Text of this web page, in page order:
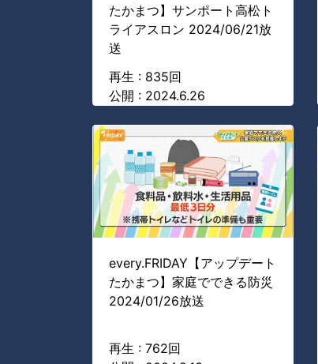
たかまつ】サンポート高松ト
ライアスロン 2024/06/21放
送
再生 : 835回
公開 : 2024.6.26
every.FRIDAY【アップデート
たかまつ】家庭でできる防災
2024/01/26放送
再生 : 762回